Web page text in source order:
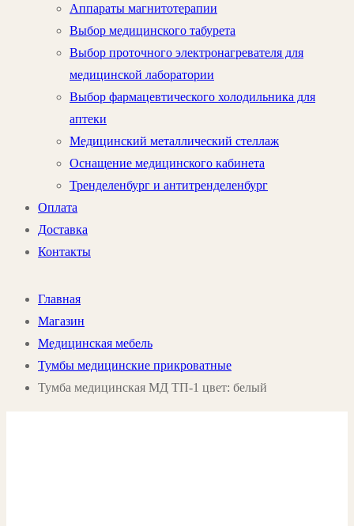
Аппараты магнитотерапии
Выбор медицинского табурета
Выбор проточного электронагревателя для
медицинской лаборатории
Выбор фармацевтического холодильника для
аптеки
Медицинский металлический стеллаж
Оснащение медицинского кабинета
Тренделенбург и антитренделенбург
Оплата
Доставка
Контакты
Главная
Магазин
Медицинская мебель
Тумбы медицинские прикроватные
Тумба медицинская МД ТП-1 цвет: белый